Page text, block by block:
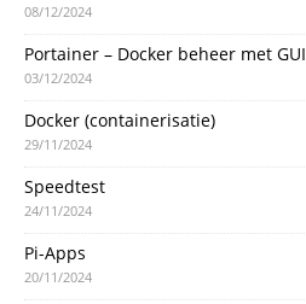
08/12/2024
Portainer – Docker beheer met GUI
03/12/2024
Docker (containerisatie)
29/11/2024
Speedtest
24/11/2024
Pi-Apps
20/11/2024